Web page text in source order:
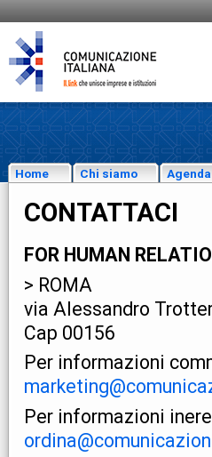
Home Chi siamo Agenda
CONTATTACI
FOR HUMAN
> ROMA
via Alessandro
Cap 00156
Per informazioni
Per informazioni